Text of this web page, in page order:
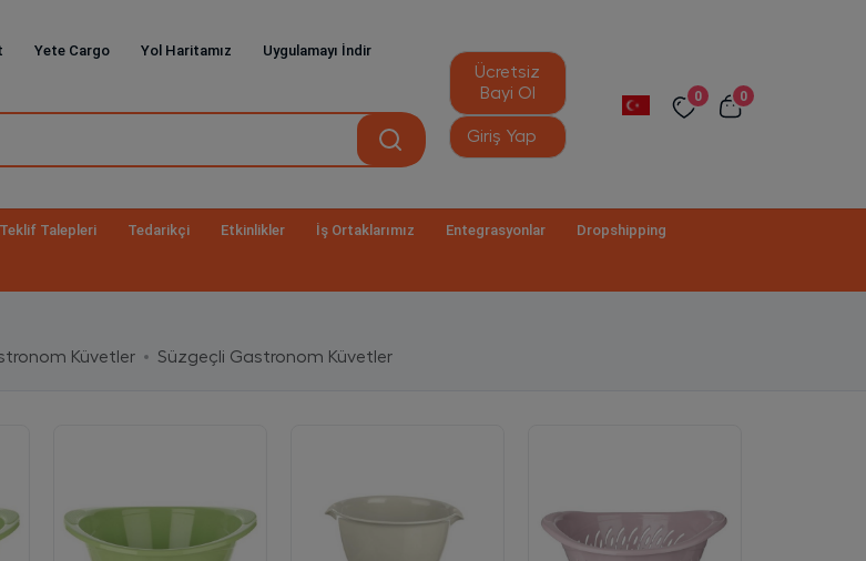
Yete Cargo Yol Haritamız Uygulamayı İndir
Ücretsiz
Bayi Ol
Giriş Yap
0 0
Teklif Talepleri Tedarikçi Etkinlikler İş Ortaklarımız Entegrasyonlar Dropshipping
Küvetler Süzgeçli Gastronom Küvetler